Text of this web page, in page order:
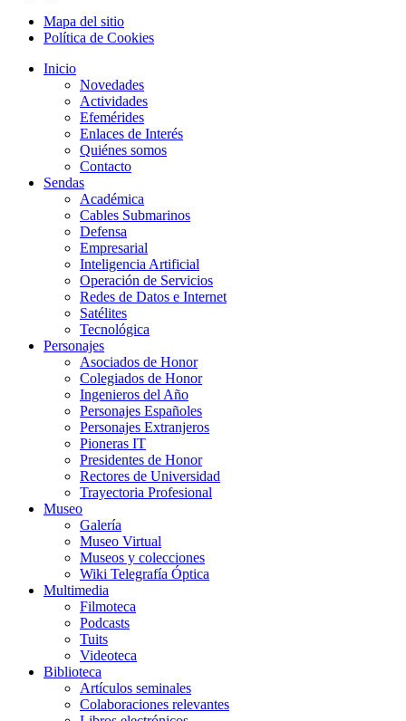
Mapa del sitio
Política de Cookies
Inicio
Novedades
Actividades
Efemérides
Enlaces de Interés
Quiénes somos
Contacto
Sendas
Académica
Cables Submarinos
Defensa
Empresarial
Inteligencia Artificial
Operación de Servicios
Redes de Datos e Internet
Satélites
Tecnológica
Personajes
Asociados de Honor
Colegiados de Honor
Ingenieros del Año
Personajes Españoles
Personajes Extranjeros
Pioneras IT
Presidentes de Honor
Rectores de Universidad
Trayectoria Profesional
Museo
Galería
Museo Virtual
Museos y colecciones
Wiki Telegrafía Óptica
Multimedia
Filmoteca
Podcasts
Tuits
Videoteca
Biblioteca
Artículos seminales
Colaboraciones relevantes